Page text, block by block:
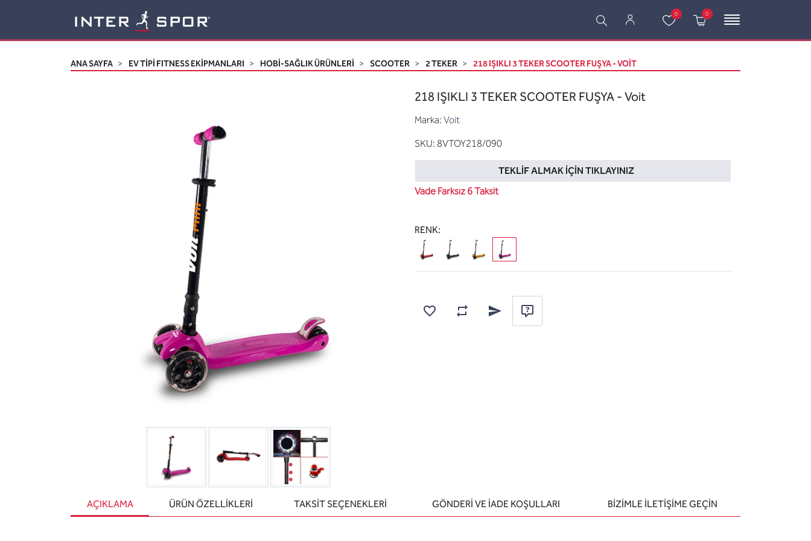
0 0
ANA SAYFA EV TİPİ FITNESS EKİPMANLARI HOBİ-SAĞLIK ÜRÜNLERİ SCOOTER 2 TEKER 218 IŞIKLI 3 TEKER SCOOTER FUŞYA - VOIT
218 IŞIKLI 3 TEKER SCOOTER FUŞYA - Voit
Marka: Voit
SKU: 8VTOY218/090
TEKLIF ALMAK İÇIN TIKLAYINIZ
Vade Farksız 6 Taksit
RENK:
Favorilere ekle
Karşılaştırma listesine ekle
Arkadaşına e-posta ile gönder
Soru sor
AÇIKLAMA ÜRÜN ÖZELLIKLERI TAKSİT SEÇENEKLERİ GÖNDERİ VE İADE KOŞULLARI BIZIMLE ILETIŞIME GEÇIN